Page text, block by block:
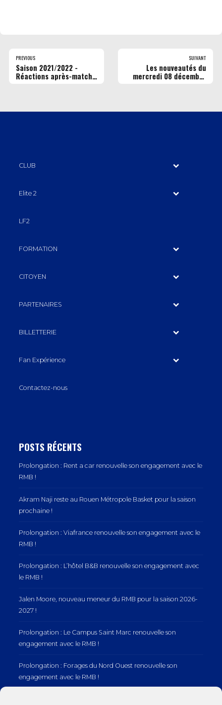
PREVIOUS
Saison 2021/2022 -
Réactions après-match
SUIVANT
Les nouveautés du
mercredi 08 décembre
CLUB
Elite 2
LF2
FORMATION
CITOYEN
PARTENAIRES
BILLETTERIE
Fan Expérience
Contactez-nous
POSTS RÉCENTS
Prolongation : Rent a car renouvelle son engagement avec le
RMB !
Akram Naji reste au Rouen Métropole Basket pour la saison
prochaine !
Prolongation : Viafrance renouvelle son engagement avec le
RMB !
Prolongation : L’hôtel B&B renouvelle son engagement avec
le RMB !
Jalen Moore, nouveau meneur du RMB pour la saison 2026-
2027 !
Prolongation : Le Campus Saint Marc renouvelle son
engagement avec le RMB !
Prolongation : Forages du Nord Ouest renouvelle son
engagement avec le RMB !